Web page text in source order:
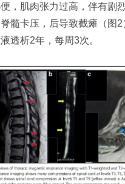
，肌肉张力过高，伴有剧
髓卡压，后导致截瘫（图
透析2年，每周3次。